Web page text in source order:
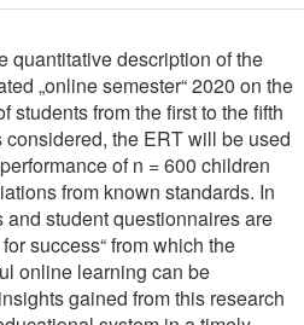
quantitative description of the
„online semester“ 2020 on the
students from the first to the fifth
the ERT will be used
of n = 600 children
from known standards. In
student questionnaires are
success“ from which the
online learning can be
gained from this research